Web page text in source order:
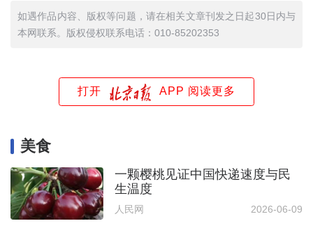
如遇作品内容、版权等问题，请在相关文章刊发之日起30日内与
本网联系。版权侵权联系电话：010-85202353
打开 APP 阅读更多
美食
一颗樱桃见证中国快递速度与民
生温度
人民网 2026-06-09